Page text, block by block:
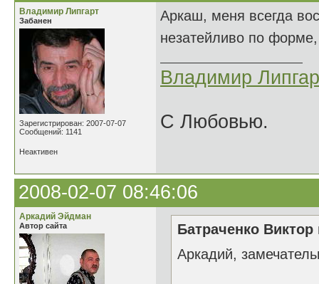
Владимир Липгарт
Забанен
Зарегистрирован: 2007-07-07
Сообщений: 1141
Аркаш, меня всегда
незатейливо по
Владимир
С Любовью.
Неактивен
2008-02-07 08:46:06
Аркадий Эйдман
Автор сайта
Батраченко Виктор
Аркадий,